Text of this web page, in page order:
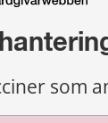
som